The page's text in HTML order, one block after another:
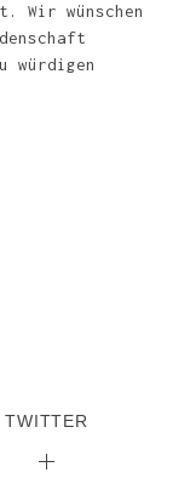
Wir wünschen
würdigen
TWITTER